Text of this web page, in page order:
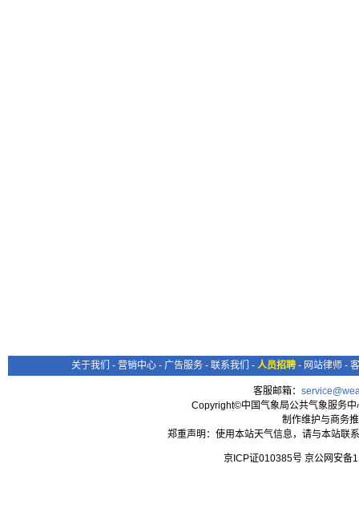
关于我们 - 营销中心 - 广告服务 - 联系我们 - 人员招聘 - 网站律师 -
客服邮箱：
Copyright©中国气象局公共气象服务
制作维护与商务
郑重声明：使用本站天气信息，请与本站联
京ICP证010385号 京公网安备